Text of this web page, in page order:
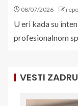
08/07/2026
U eri kada su
profesionalnom
VESTI